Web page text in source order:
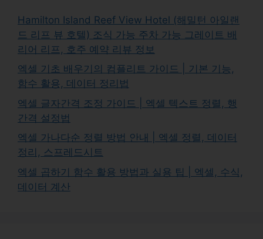
Hamilton Island Reef View Hotel (해밀턴 아일랜
드 리프 뷰 호텔) 조식 가능 주차 가능 그레이트 배
리어 리프, 호주 예약 리뷰 정보
엑셀 기초 배우기의 컴플리트 가이드 | 기본 기능,
함수 활용, 데이터 정리법
엑셀 글자간격 조정 가이드 | 엑셀 텍스트 정렬, 행
간격 설정법
엑셀 가나다순 정렬 방법 안내 | 엑셀 정렬, 데이터
정리, 스프레드시트
엑셀 곱하기 함수 활용 방법과 실용 팁 | 엑셀, 수식,
데이터 계산